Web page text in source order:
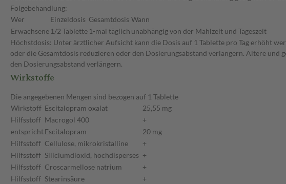
Folgebehandlung:
Wer
Einzeldosis Gesamtdosis Wann
Erwachsene 1/2 Tablette 1-mal täglich unabhängig von der Mahlzeit und Tageszeit
Höchstdosis: Unter ärztlicher Aufsicht kann die Dosis auf 1 Tablette pro Tag erhöht
oder die Gesamtdosis reduzieren oder den Dosierungsabstand verlängern. Ältere
den Dosierungsabstand verlängern.
Wirkstoffe
Die angegebenen Mengen sind bezogen auf 1 Tablette
Wirkstoff Escitalopram oxalat
25,55 mg
Hilfsstoff Macrogol 400
+
entsprichtEscitalopram
20 mg
Hilfsstoff Cellulose, mikrokristalline
+
Hilfsstoff Siliciumdioxid, hochdisperses +
Hilfsstoff Croscarmellose natrium
+
Hilfsstoff Stearinsäure
+